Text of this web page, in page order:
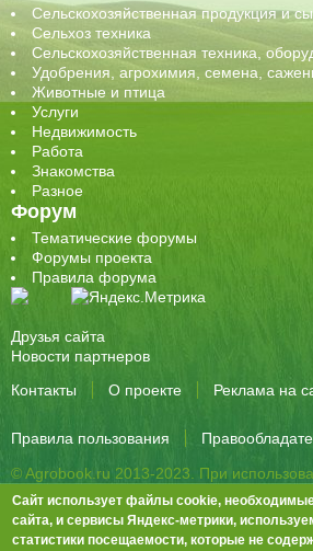
Сельскохозяйственная продукция и
Сельхоз техника
Сельскохозяйственная техника,
Удобрения, агрохимия, семена,
Животные и птица
Услуги
Недвижимость
Работа
Знакомства
Разное
Форум
Тематические форумы
Форумы проекта
Правила форума
Друзья сайта
Новости партнеров
Контакты
О проекте Реклама на
Правила пользования
© Agrobook.ru 2013-2023. При
активная ссылка на публикацию
344000, Ростов-на-Дону, ул. Города
Тел./факс: +7 (863) 282-83-13 e-mail:
Сайт использует файлы cookie,
сайта, и сервисы Яндекс-метрики,
статистики посещаемости, которые не